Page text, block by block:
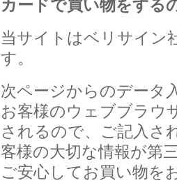
カードで買い物をする
当サイトはベリサイン
す。
次ページからのデータ
お客様のウェブブラウ
されるので、ご記入さ
客様の大切な情報が第
ご安心してお買い物を